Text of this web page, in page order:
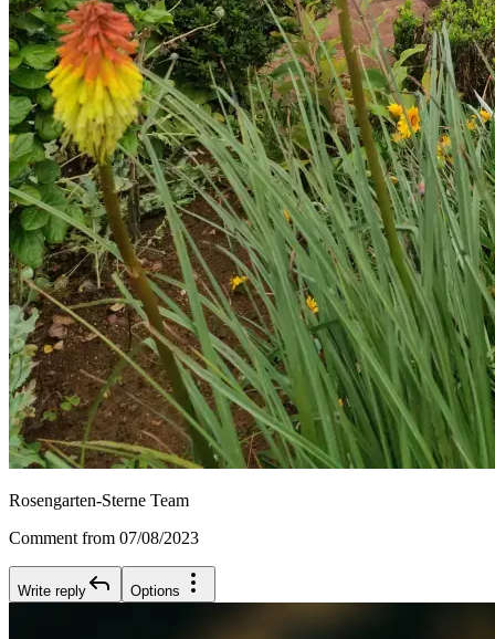
Rosengarten-Sterne Team
Comment from 07/08/2023
Write reply Options